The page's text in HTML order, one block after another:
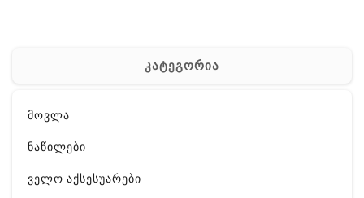
კატეგორია
მოვლა
ნაწილები
ველო აქსესუარები